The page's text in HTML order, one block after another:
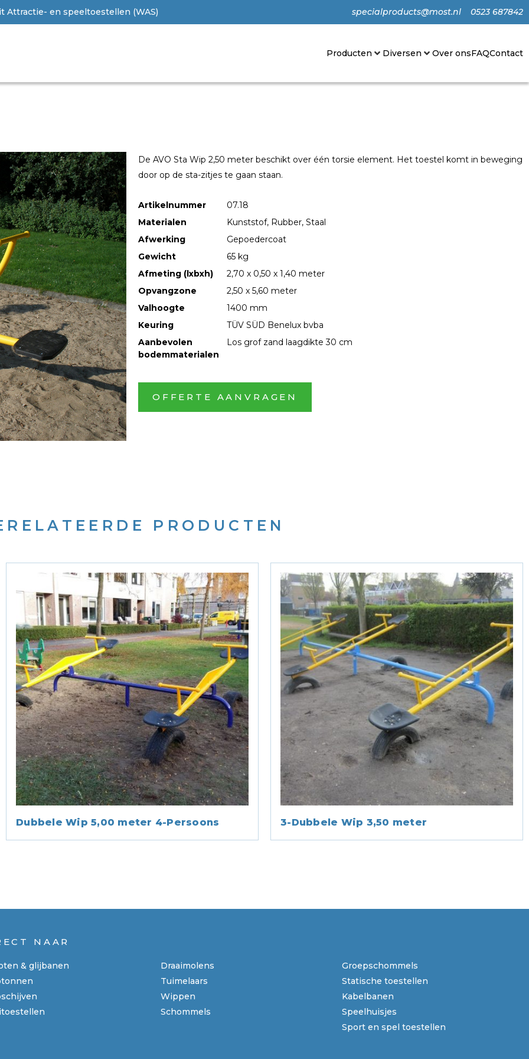
Attractie- en speeltoestellen (WAS) specialproducts@most.nl 0523 687842
Producten Diversen Over onsFAQContact
De AVO Sta Wip 2,50 meter beschikt over één torsie element. Het toestel komt in beweging
door op de sta-zitjes te gaan staan.
Artikelnummer
07.18
Materialen
Kunststof, Rubber, Staal
Afwerking
Gepoedercoat
Gewicht
65 kg
Afmeting (lxbxh)
2,70 x 0,50 x 1,40 meter
Opvangzone
2,50 x 5,60 meter
Valhoogte
1400 mm
Keuring
TÜV SÜD Benelux bvba
Aanbevolen
bodemmaterialen
Los grof zand laagdikte 30 cm
OFFERTE AANVRAGEN
PRODUCTEN
Dubbele Wip 5,00 meter 4-Persoons 3-Dubbele Wip 3,50 meter
NAAR
& glijbanen
Draaimolens
Tuimelaars
Wippen
Schommels
Groepschommels
Statische toestellen
Kabelbanen
Speelhuisjes
Sport en spel toestellen